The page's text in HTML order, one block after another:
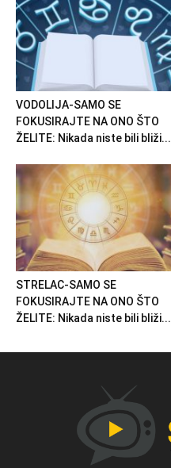
VODOLIJA-SAMO SE
FOKUSIRAJTE NA ONO ŠTO
ŽELITE: Nikada niste bili bliži...
STRELAC-SAMO SE
FOKUSIRAJTE NA ONO ŠTO
ŽELITE: Nikada niste bili bliži...